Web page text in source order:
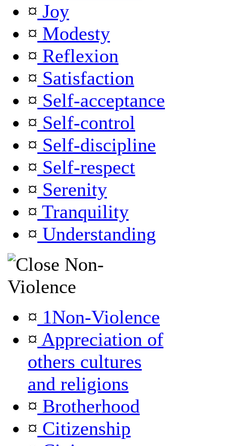
¤ Joy
¤ Modesty
¤ Reflexion
¤ Satisfaction
¤ Self-acceptance
¤ Self-control
¤ Self-discipline
¤ Self-respect
¤ Serenity
¤ Tranquility
¤ Understanding
Non-
Violence
¤ 1Non-Violence
¤ Appreciation of
others cultures
and religions
¤ Brotherhood
¤ Citizenship